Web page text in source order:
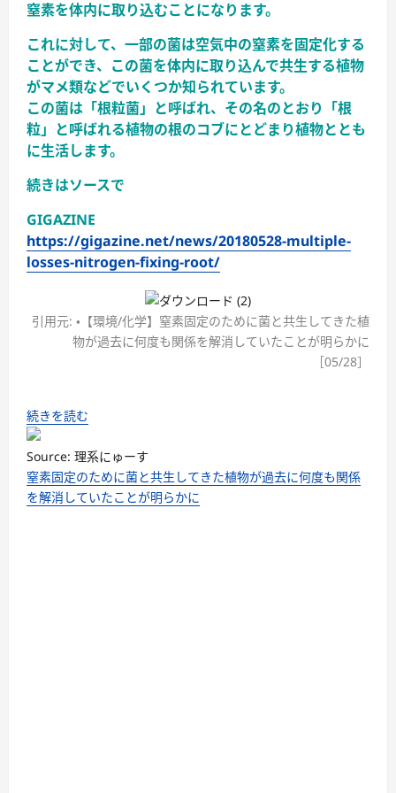
窒素を体内に取り込むことになります。
これに対して、一部の菌は空気中の窒素を固定化する
ことができ、この菌を体内に取り込んで共生する植物
がマメ類などでいくつか知られています。
この菌は「根粒菌」と呼ばれ、その名のとおり「根
粒」と呼ばれる植物の根のコブにとどまり植物ととも
に生活します。
続きはソースで
GIGAZINE
https://gigazine.net/news/20180528-multiple-
losses-nitrogen-fixing-root/
引用元: ・【環境/化学】窒素固定のために菌と共生してきた植
物が過去に何度も関係を解消していたことが明らかに
［05/28］
続きを読む
Source: 理系にゅーす
窒素固定のために菌と共生してきた植物が過去に何度も関係
を解消していたことが明らかに